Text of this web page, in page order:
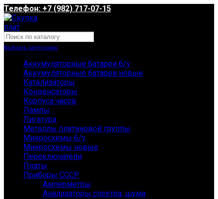
Телефон: +7 (982) 717-07-15
Выбрать категорию
Аккумуляторные батареи б/у
Аккумуляторные батареи новые
Катализаторы
Конденсаторы
Корпуса часов
Лампы
Лигатура
Металлы платиновой группы
Микросхемы б/у
Микросхемы новые
Переключатели
Платы
Приборы СССР
Амперметры
Анализаторы спектра, шума